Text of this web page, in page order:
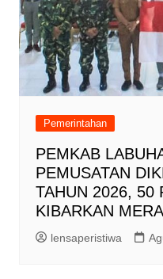
Pemerintahan
PEMKAB
PEMUSATAN
TAHUN 2026, 50
KIBARKAN
lensaperistiwa